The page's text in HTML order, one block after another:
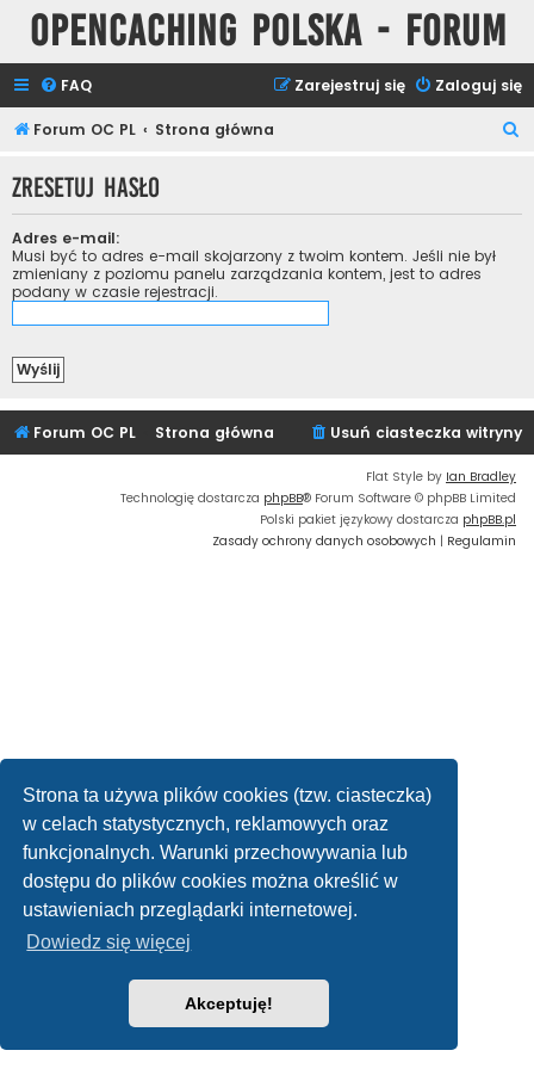
Strona ta używa plików cookies (tzw. ciasteczka)
w celach statystycznych, reklamowych oraz
funkcjonalnych. Warunki przechowywania lub
dostępu do plików cookies można określić w
ustawieniach przeglądarki internetowej.
Dowiedz się więcej
Akceptuję!
Opencaching Polska - Forum
FAQ Zaloguj się
Zarejestruj się
Forum OC PL Strona główna
k
Zresetuj hasło
Adres e-mail:
Musi być to adres e-mail skojarzony z twoim kontem. Jeśli nie był
zmieniany z poziomu panelu zarządzania kontem, jest to adres
podany w czasie rejestracji.
Forum OC PL Strona główna Usuń ciasteczka witryny
Flat Style by Ian Bradley
Technologię dostarcza phpBB® Forum Software © phpBB Limited
Polski pakiet językowy dostarcza phpBB.pl
Zasady ochrony danych osobowych | Regulamin